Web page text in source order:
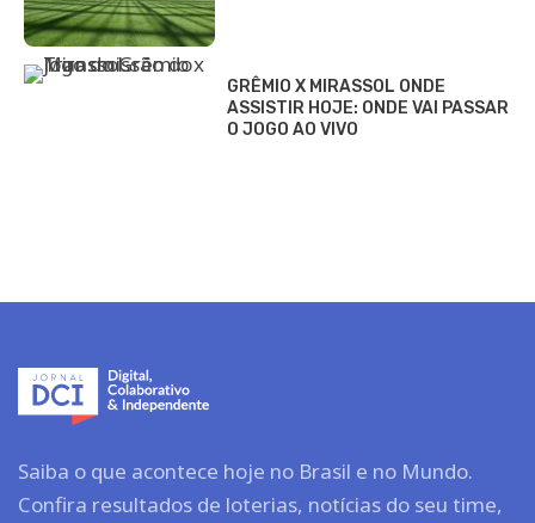
GRÊMIO X MIRASSOL ONDE
ASSISTIR HOJE: ONDE VAI PASSAR
O JOGO AO VIVO
Saiba o que acontece hoje no Brasil e no Mundo.
Confira resultados de loterias, notícias do seu time,